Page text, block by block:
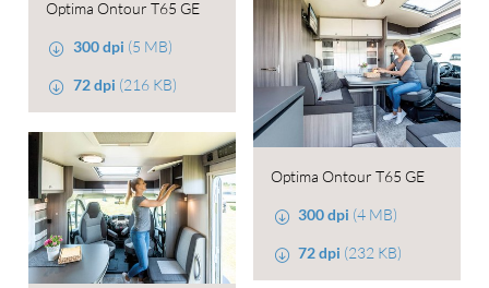
Optima Ontour T65 GE
300 dpi (5 MB)
72 dpi (216 KB)
Optima Ontour T65 GE
300 dpi (4 MB)
72 dpi (232 KB)